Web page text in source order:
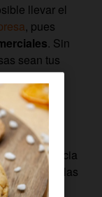
llevar el
, pues
. Sin
sean tus
y
y
¿Qué
la diferencia
con las